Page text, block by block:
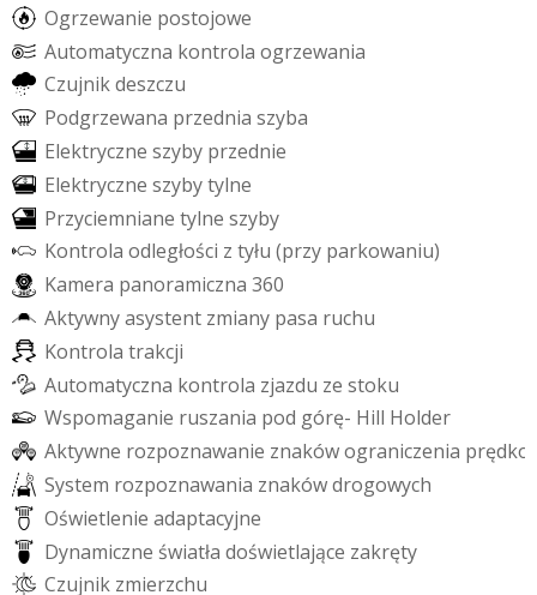
Ogrzewanie postojowe
Automatyczna kontrola ogrzewania
Czujnikdeszczu
Podgrzewana przednia szyba
Elektryczne szyby przednie
Elektryczne szybytylne
Przyciemniane tylne szyby
Kontrola odległości z tyłu (przy parkowaniu)
Kamera panoramiczna 360
Aktywnyasystent zmiany pasa ruchu
Kontrola trakcji
Automatyczna kontrola zjazdu ze stoku
Wspomaganie ruszania pod górę- Hill Holder
Aktywne rozpoznawanie znakówograniczenia prędko
System rozpoznawania znakówdrogowych
Oświetlenie adaptacyjne
Dynamiczne światła doświetlające zakręty
Czujnik zmierzchu